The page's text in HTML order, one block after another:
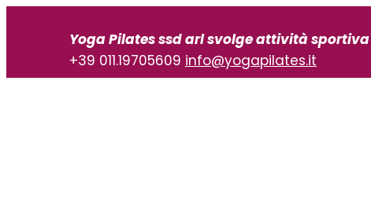
contenuto
Yoga Pilates ssd arl svolge attività sportiva
+39 011.19705609 info@yogapilates.it